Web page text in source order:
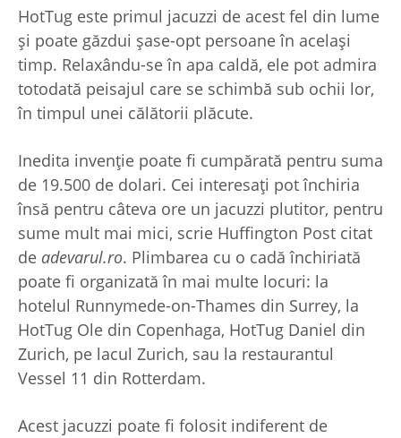
HotTug este primul jacuzzi de acest fel din lume
şi poate găzdui şase-opt persoane în acelaşi
timp. Relaxându-se în apa caldă, ele pot admira
totodată peisajul care se schimbă sub ochii lor,
în timpul unei călătorii plăcute.
Inedita invenţie poate fi cumpărată pentru suma
de 19.500 de dolari. Cei interesaţi pot închiria
însă pentru câteva ore un jacuzzi plutitor, pentru
sume mult mai mici, scrie Huffington Post citat
de adevarul.ro. Plimbarea cu o cadă închiriată
poate fi organizată în mai multe locuri: la
hotelul Runnymede-on-Thames din Surrey, la
HotTug Ole din Copenhaga, HotTug Daniel din
Zurich, pe lacul Zurich, sau la restaurantul
Vessel 11 din Rotterdam.
Acest jacuzzi poate fi folosit indiferent de